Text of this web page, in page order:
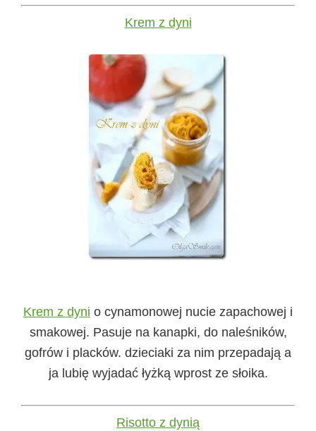
Krem z dyni
Krem z dyni o cynamonowej nucie zapachowej i
smakowej. Pasuje na kanapki, do naleśników,
gofrów i placków. dzieciaki za nim przepadają a
ja lubię wyjadać łyżką wprost ze słoika.
Risotto z dynią